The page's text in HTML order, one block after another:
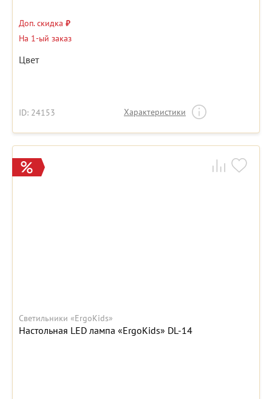
Доп. скидка ₽
На 1-ый заказ
Цвет
ID: 24153 Характеристики
Светильники «ErgoKids»
Настольная LED лампа «ErgoKids» DL-14